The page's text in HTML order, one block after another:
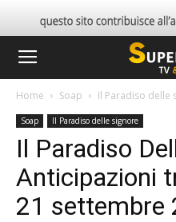
Home Soap Il Paradiso delle
Soap Il Paradiso delle signore
Il Paradiso
Anticipazioni
21 settembre